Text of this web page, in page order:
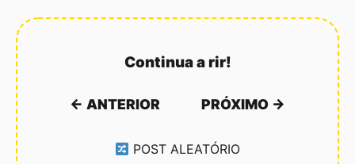
Continua a rir!
← ANTERIOR PRÓXIMO →
POST ALEATÓRIO